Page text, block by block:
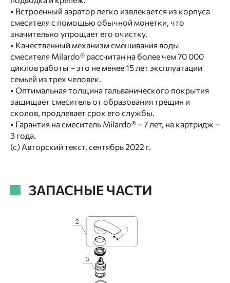
• Встроенный аэратор легко извлекается из корпуса
смесителя с помощью обычной монетки, что
значительно упрощает его очистку.
• Качественный механизм смешивания воды
смесителя Milardo® рассчитан на более чем 70 000
циклов работы – это не менее 15 лет эксплуатации
семьей из трех человек.
• Оптимальная толщина гальванического покрытия
защищает смеситель от образования трещин и
сколов, продлевает срок его службы.
• Гарантия на смеситель Milardo® – 7 лет, на картридж –
3 года.
(с) Авторский текст, сентябрь 2022 г.
ЗАПАСНЫЕ ЧАСТИ